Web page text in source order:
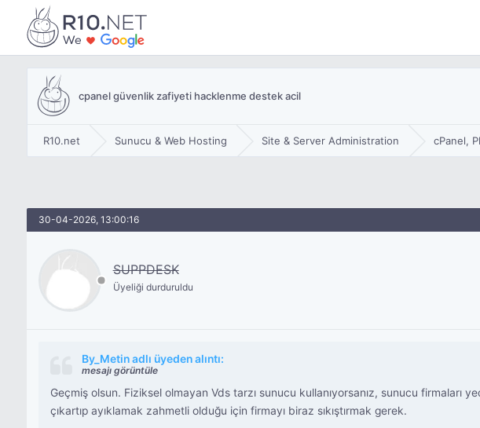
cpanel güvenlik zafiyeti hacklenme destek acil
R10.net Sunucu & Web Hosting Site & Server Administration cPanel,
30-04-2026, 13:00:16
SUPPDESK
Üyeliği durduruldu
By_Metin adlı üyeden alıntı:
mesajı görüntüle
Geçmiş olsun. Fiziksel olmayan Vds tarzı sunucu kullanıyorsanız, sunucu
çıkartıp ayıklamak zahmetli olduğu için firmayı biraz sıkıştırmak gerek.